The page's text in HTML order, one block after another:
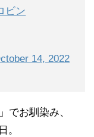
ビン
14, 2022
でお馴染み、
。